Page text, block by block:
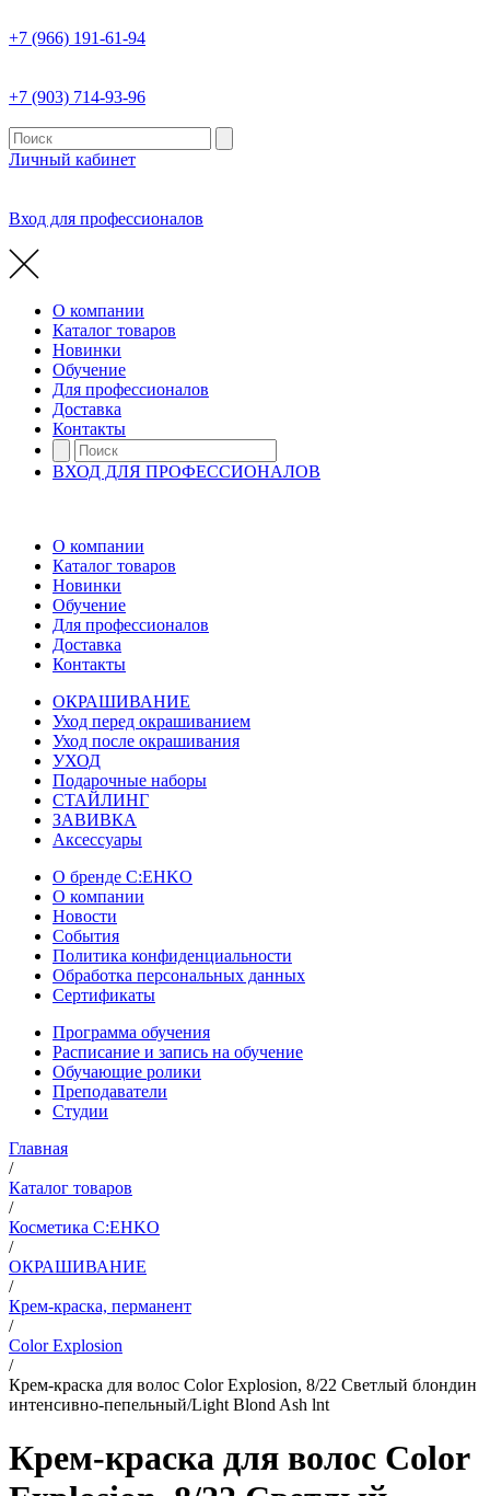
+7 (966) 191-61-94
+7 (903) 714-93-96
Личный кабинет
Вход для профессионалов
О компании
Каталог товаров
Новинки
Обучение
Для профессионалов
Доставка
Контакты
ВХОД ДЛЯ ПРОФЕССИОНАЛОВ
О компании
Каталог товаров
Новинки
Обучение
Для профессионалов
Доставка
Контакты
ОКРАШИВАНИЕ
Уход перед окрашиванием
Уход после окрашивания
УХОД
Подарочные наборы
СТАЙЛИНГ
ЗАВИВКА
Аксессуары
О бренде C:EHKO
О компании
Новости
События
Политика конфиденциальности
Обработка персональных данных
Сертификаты
Программа обучения
Расписание и запись на обучение
Обучающие ролики
Преподаватели
Студии
Главная
/
Каталог товаров
/
Косметика C:EHKO
/
ОКРАШИВАНИЕ
/
Крем-краска, перманент
/
Color Explosion
/
Крем-краска для волос Color Explosion, 8/22 Светлый блондин
интенсивно-пепельный/Light Blond Ash lnt
Крем-краска для волос Color